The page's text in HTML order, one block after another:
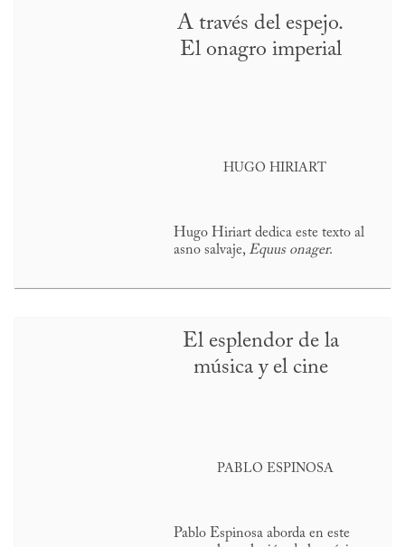
A través del espejo.
El onagro imperial
HUGO HIRIART
Hugo Hiriart dedica este texto al
asno salvaje, Equus onager.
El esplendor de la
música y el cine
PABLO ESPINOSA
Pablo Espinosa aborda en este